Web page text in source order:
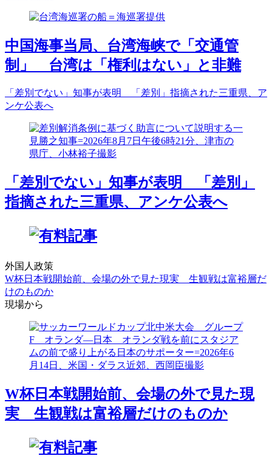
中国海事当局、台湾海峡で「交通管
制」 台湾は「権利はない」と非難
「差別でない」知事が表明 「差別」指摘された三重県、ア
ンケ公表へ
「差別でない」知事が表明 「差別」
指摘された三重県、アンケ公表へ
外国人政策
W杯日本戦開始前、会場の外で見た現実 生観戦は富裕層だ
けのものか
現場から
W杯日本戦開始前、会場の外で見た現
実 生観戦は富裕層だけのものか